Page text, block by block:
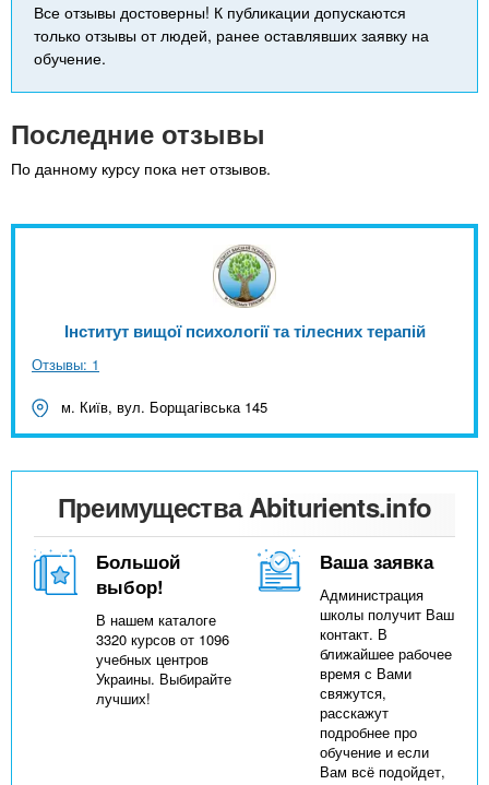
Все отзывы достоверны! К публикации допускаются
только отзывы от людей, ранее оставлявших заявку на
обучение.
Последние отзывы
По данному курсу пока нет отзывов.
Інститут вищої психології та тілесних терапій
Отзывы: 1
м. Київ, вул. Борщагівська 145
Преимущества Abiturients.info
Большой
выбор!
В нашем каталоге
3320 курсов от 1096
учебных центров
Украины. Выбирайте
лучших!
Ваша заявка
Администрация
школы получит Ваш
контакт. В
ближайшее рабочее
время с Вами
свяжутся,
расскажут
подробнее про
обучение и если
Вам всё подойдет,